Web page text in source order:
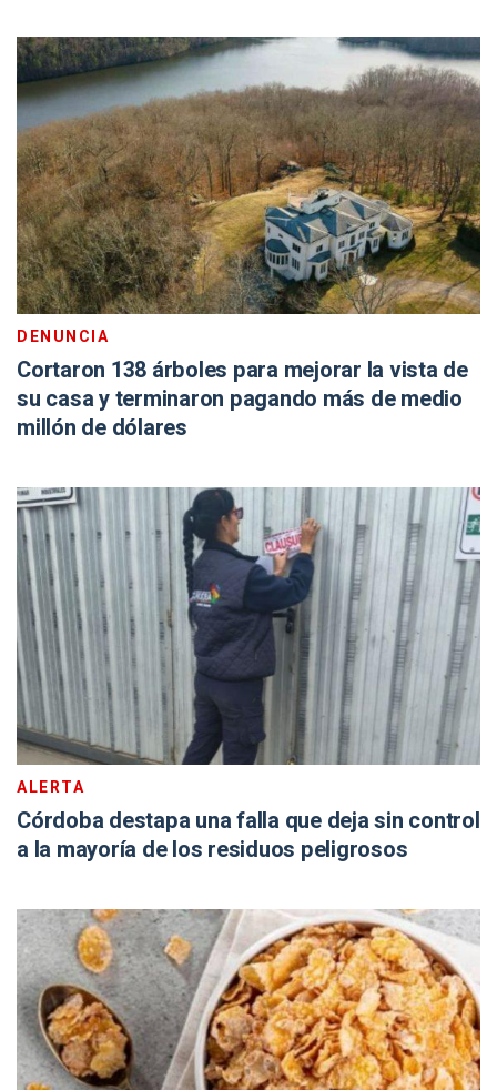
DENUNCIA
Cortaron 138 árboles para mejorar la vista de
su casa y terminaron pagando más de medio
millón de dólares
ALERTA
Córdoba destapa una falla que deja sin control
a la mayoría de los residuos peligrosos